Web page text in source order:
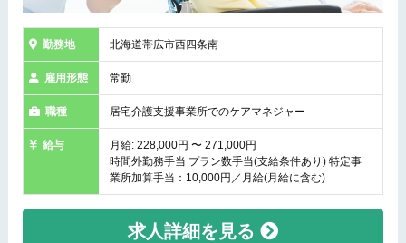
勤務地 北海道帯広市西四条南
雇用形態 常勤
職種 居宅介護支援事業所でのケアマネジャー
給与
月給: 228,000円 〜 271,000円
時間外勤務手当 プラン数手当(支給条件あり) 特定事
業所加算手当：10,000円／月給(月給に含む)
求人詳細を見る